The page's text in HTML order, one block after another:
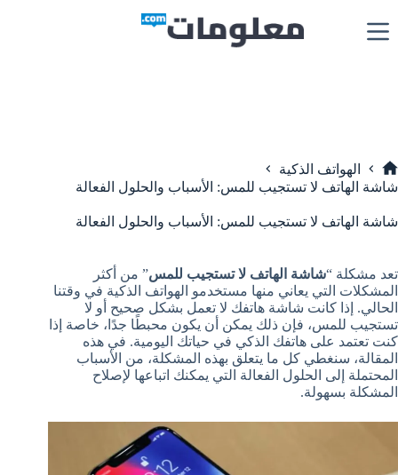
إلى
المحتوى
الرئيسية
الهواتف الذكية
شاشة الهاتف لا تستجيب للمس: الأسباب والحلول الفعالة
شاشة الهاتف لا تستجيب للمس: الأسباب والحلول الفعالة
تعد مشكلة “شاشة الهاتف لا تستجيب للمس” من أكثر
المشكلات التي يعاني منها مستخدمو الهواتف الذكية في وقتنا
الحالي. إذا كانت شاشة هاتفك لا تعمل بشكل صحيح أو لا
تستجيب للمس، فإن ذلك يمكن أن يكون محبطًا جدًا، خاصة إذا
كنت تعتمد على هاتفك الذكي في حياتك اليومية. في هذه
المقالة، سنغطي كل ما يتعلق بهذه المشكلة، من الأسباب
المحتملة إلى الحلول الفعالة التي يمكنك اتباعها لإصلاح
المشكلة بسهولة.